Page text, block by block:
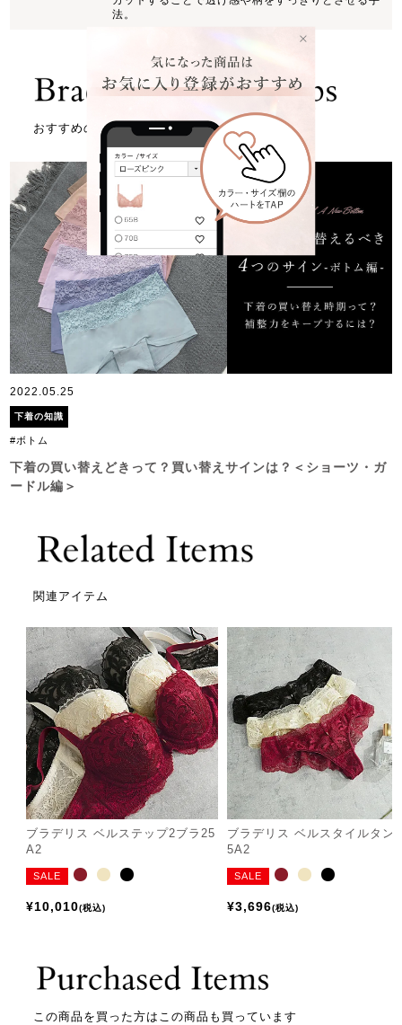
法。
おすすめの記事はこちら
2022.05.25
下着の知識
#ボトム
下着の買い替えどきって？買い替えサインは？＜ショーツ・ガ
ードル編＞
関連アイテム
ブラデリス ベルステップ2ブラ25
A2
SALE
¥10,010 税込
ブラデリス ベルスタイルタン
5A2
SALE
¥3,696 税込
この商品を買った方はこの商品も買っています